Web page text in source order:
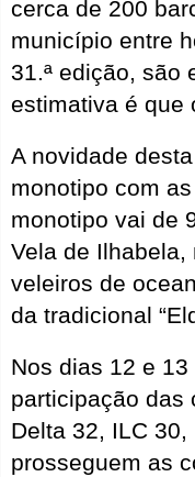
cerca de 200
município entre
31.ª edição, são
estimativa é que
A novidade
monotipo com
monotipo vai de
Vela de
veleiros de
da tradicional
Nos dias 12 e
participação das
Delta 32, ILC
prosseguem as